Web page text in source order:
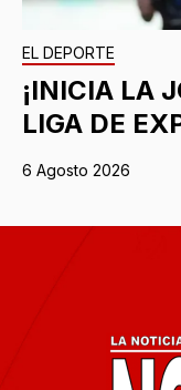
EL DEPORTE
¡INICIA LA
LIGA DE
6 Agosto 2026